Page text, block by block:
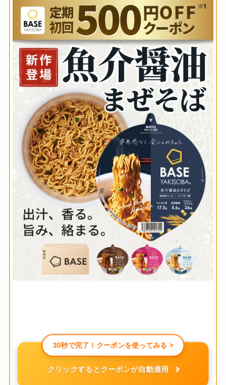
30秒で完了！クーポンを使ってみる >
クリックするとクーポンが自動適用